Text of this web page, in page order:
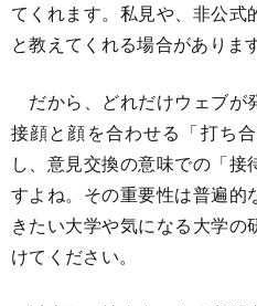
てくれます。私見や、非公式
と教えてくれる場合があります
だから、どれだけウェブが
接顔と顔を合わせる「打ち
し、意見交換の意味での「
すよね。その重要性は普遍的
きたい大学や気になる大学
けてください。